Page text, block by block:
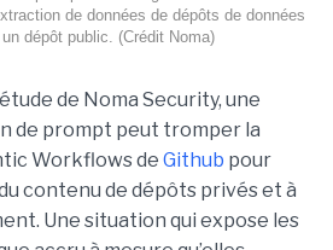
de données de dépôts de données
dépôt public. (Crédit Noma)
de Noma Security, une
de prompt peut tromper la
Workflows de Github pour
contenu de dépôts privés et à
Une situation qui expose les